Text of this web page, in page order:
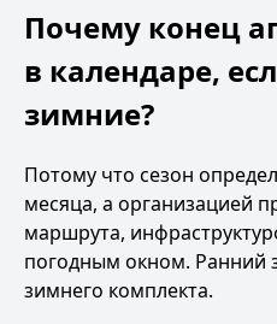
Почему конец
в календаре,
зимние?
Потому что сезон
месяца, а организацией
маршрута,
погодным окном. Ранний
зимнего комплекта.